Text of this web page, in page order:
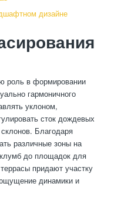
дизайне
роль в формировании
гармоничного
уклоном,
сток дождевых
Благодаря
различные зоны на
до площадок для
придают участку
динамики и